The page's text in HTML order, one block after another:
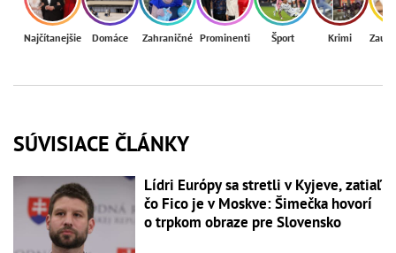
Najčítanejšie Domáce Zahraničné Prominenti Šport Krimi
SÚVISIACE ČLÁNKY
Lídri Európy sa stretli v Kyjeve, zatiaľ
čo Fico je v Moskve: Šimečka hovorí
o trpkom obraze pre Slovensko